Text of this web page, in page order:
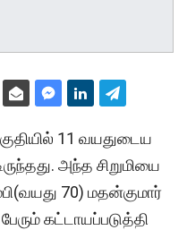
11 வயதுடைய
அந்த சிறுமியை
70) மதன்குமார்
கட்டாயப்படுத்தி